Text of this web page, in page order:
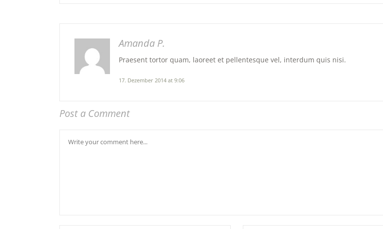
Amanda P.
Praesent tortor quam, laoreet et pellentesque vel, interdum quis nisi.
17. Dezember 2014 at 9:06
Post a Comment